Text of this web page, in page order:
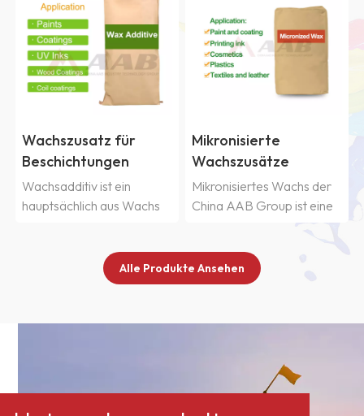
Wachszusatz für
Beschichtungen
Wachsadditiv ist ein
hauptsächlich aus Wachs
Verbesserung der
Oberflächen- und
von Materialien wie
Mikronisierte
Wachszusätze
Mikronisiertes Wachs der
China AAB Group ist eine
Wachspartikelart, die
Sprühverfahren zu
mikrometergroßen
Aufgrund seiner geringen
hervorragenden
Dispergierbarkeit und des
Alle Produkte Ansehen